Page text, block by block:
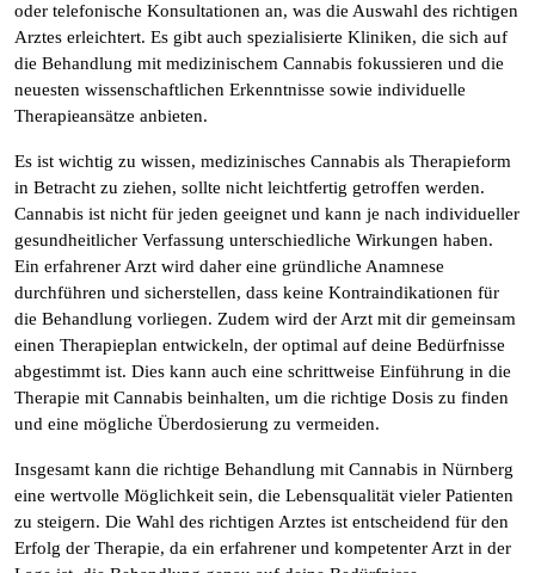
oder telefonische Konsultationen an, was die Auswahl des richtigen
Arztes erleichtert. Es gibt auch spezialisierte Kliniken, die sich auf
die Behandlung mit medizinischem Cannabis fokussieren und die
neuesten wissenschaftlichen Erkenntnisse sowie individuelle
Therapieansätze anbieten.
Es ist wichtig zu wissen, medizinisches Cannabis als Therapieform
in Betracht zu ziehen, sollte nicht leichtfertig getroffen werden.
Cannabis ist nicht für jeden geeignet und kann je nach individueller
gesundheitlicher Verfassung unterschiedliche Wirkungen haben.
Ein erfahrener Arzt wird daher eine gründliche Anamnese
durchführen und sicherstellen, dass keine Kontraindikationen für
die Behandlung vorliegen. Zudem wird der Arzt mit dir gemeinsam
einen Therapieplan entwickeln, der optimal auf deine Bedürfnisse
abgestimmt ist. Dies kann auch eine schrittweise Einführung in die
Therapie mit Cannabis beinhalten, um die richtige Dosis zu finden
und eine mögliche Überdosierung zu vermeiden.
Insgesamt kann die richtige Behandlung mit Cannabis in Nürnberg
eine wertvolle Möglichkeit sein, die Lebensqualität vieler Patienten
zu steigern. Die Wahl des richtigen Arztes ist entscheidend für den
Erfolg der Therapie, da ein erfahrener und kompetenter Arzt in der